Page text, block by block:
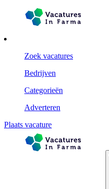
Zoek vacatures
Bedrijven
Categorieën
Adverteren
Plaats vacature